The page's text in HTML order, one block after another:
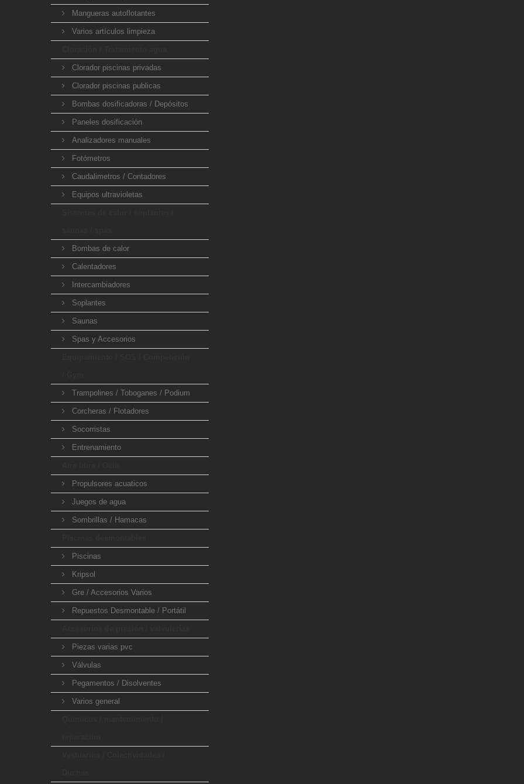
Mangueras autoflotantes
Varios artículos limpieza
Clorador piscinas privadas
Clorador piscinas publicas
Bombas dosificadoras / Depósitos
Paneles dosificación
Analizadores manuales
Fotómetros
Caudalimetros / Contadores
Equipos ultravioletas
Bombas de calor
Calentadores
Intercambiadores
Soplantes
Saunas
Spas y Accesorios
Trampolines / Toboganes / Podium
Corcheras / Flotadores
Socorristas
Entrenamiento
Propulsores acuaticos
Juegos de agua
Sombrillas / Hamacas
Piscinas
Kripsol
Gre / Accesorios Varios
Repuestos Desmontable / Portátil
Piezas varias pvc
Válvulas
Pegamentos / Disolventes
Varios general